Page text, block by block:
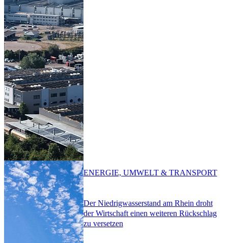
Der Niedrigwasserstand am Rhein droht
der Wirtschaft einen weiteren Rückschlag
zu versetzen
ENERGIE, UMWELT & TRANSPORT